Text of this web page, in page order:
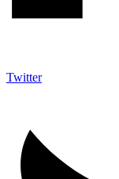
Twitter